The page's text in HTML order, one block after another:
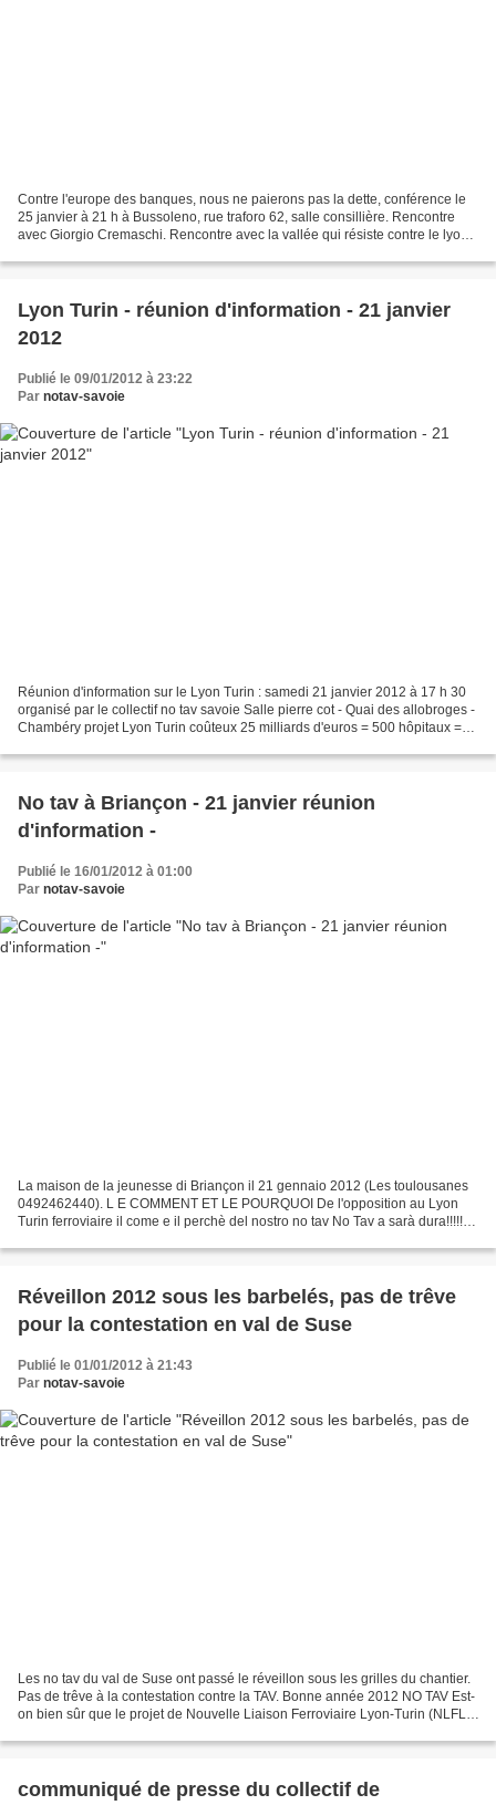
Contre l'europe des banques, nous ne paierons pas la dette, conférence le
25 janvier à 21 h à Bussoleno, rue traforo 62, salle consillière. Rencontre
avec Giorgio Cremaschi. Rencontre avec la vallée qui résiste contre le lyon
Lyon Turin - réunion d'information - 21 janvier
2012
Publié le 09/01/2012 à 23:22
Par notav-savoie
Réunion d'information sur le Lyon Turin : samedi 21 janvier 2012 à 17 h 30
organisé par le collectif no tav savoie Salle pierre cot - Quai des allobroges -
Chambéry projet Lyon Turin coûteux 25 milliards d'euros = 500 hôpitaux =
No tav à Briançon - 21 janvier réunion
d'information -
Publié le 16/01/2012 à 01:00
Par notav-savoie
La maison de la jeunesse di Briançon il 21 gennaio 2012 (Les toulousanes
0492462440). L E COMMENT ET LE POURQUOI De l'opposition au Lyon
Turin ferroviaire il come e il perchè del nostro no tav No Tav a sarà dura!!!!!
Réveillon 2012 sous les barbelés, pas de trêve
pour la contestation en val de Suse
Publié le 01/01/2012 à 21:43
Par notav-savoie
Les no tav du val de Suse ont passé le réveillon sous les grilles du chantier.
Pas de trêve à la contestation contre la TAV. Bonne année 2012 NO TAV Est-
on bien sûr que le projet de Nouvelle Liaison Ferroviaire Lyon-Turin (NLFLT
communiqué de presse du collectif de